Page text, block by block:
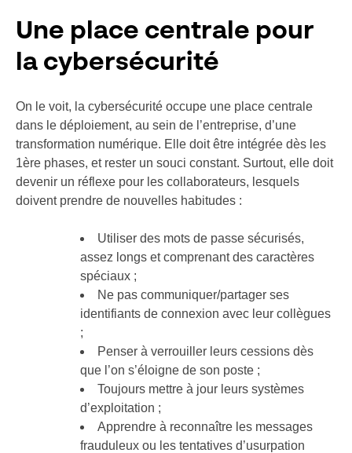
Une place centrale pour
la cybersécurité
On le voit, la cybersécurité occupe une place centrale
dans le déploiement, au sein de l’entreprise, d’une
transformation numérique. Elle doit être intégrée dès les
1ère phases, et rester un souci constant. Surtout, elle doit
devenir un réflexe pour les collaborateurs, lesquels
doivent prendre de nouvelles habitudes :
Utiliser des mots de passe sécurisés,
assez longs et comprenant des caractères
spéciaux ;
Ne pas communiquer/partager ses
identifiants de connexion avec leur collègues
;
Penser à verrouiller leurs cessions dès
que l’on s’éloigne de son poste ;
Toujours mettre à jour leurs systèmes
d’exploitation ;
Apprendre à reconnaître les messages
frauduleux ou les tentatives d’usurpation